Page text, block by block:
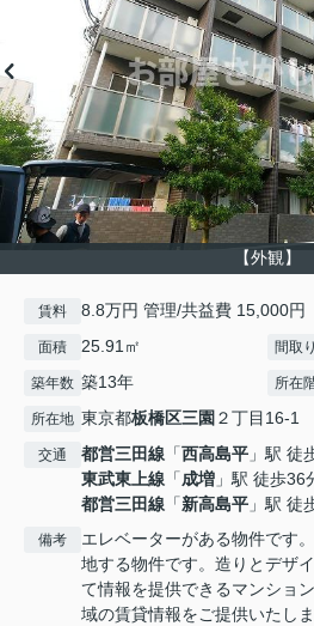
【外観】
賃料 8.8万円 管理/共益費 15,000円
面積 25.91㎡ 間取り
築年数 築13年 所在
所在地 東京都板橋区三園 ２丁目16-1
交通 都営三田線 「西高島平 」駅 徒
東武東上線 「成増 」駅 徒歩36
都営三田線 「新高島平 」駅 徒
備考
エレベーターがある物件です
地する物件です。造りとデザ
て情報を提供できるマンショ
域の賃貸情報をご提供いたし